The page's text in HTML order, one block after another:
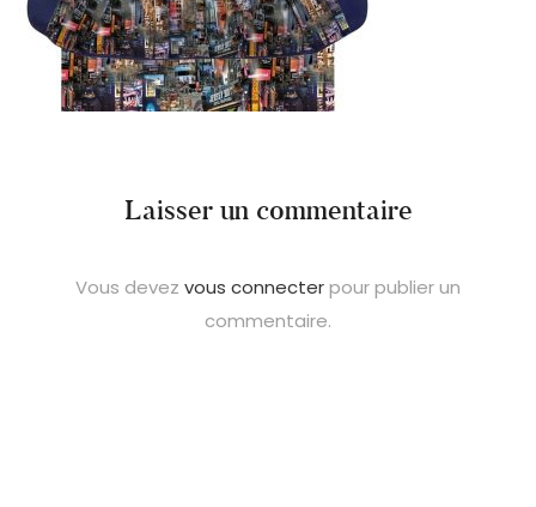
Laisser un commentaire
Vous devez vous connecterpour publier un
commentaire.